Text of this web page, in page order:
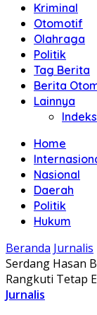
Kriminal
Otomotif
Olahraga
Politik
Tag Berita
Berita
Lainnya
Indeks
Home
Nasional
Daerah
Politik
Hukum
Beranda Jurnalis
Serdang Hasan
Rangkuti Tetap
Jurnalis